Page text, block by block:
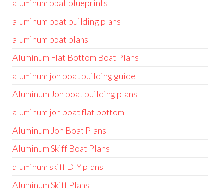
aluminum boat blueprints
aluminum boat building plans
aluminum boat plans
Aluminum Flat Bottom Boat Plans
aluminum jon boat building guide
Aluminum Jon boat building plans
aluminum jon boat flat bottom
Aluminum Jon Boat Plans
Aluminum Skiff Boat Plans
aluminum skiff DIY plans
Aluminum Skiff Plans